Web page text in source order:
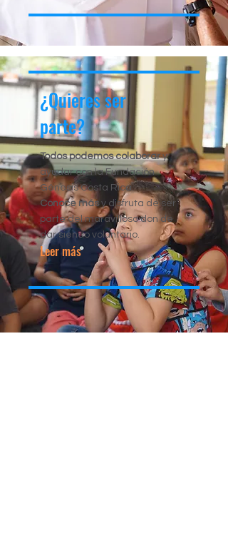
¿Quieres ser
parte?
Todos podemos colaborary
ayudar con la Fundación
Génesis Costa Rica.
Conoce másy disfruta de ser
parte del maravilloso don de
dar siendo voluntario.
Leer más